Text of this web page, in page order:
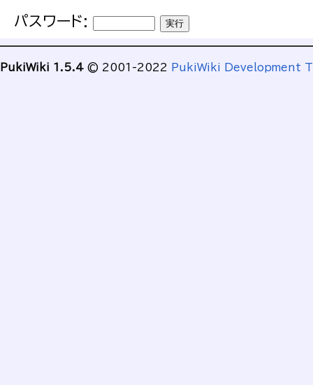
パスワード:
PukiWiki 1.5.4 © 2001-2022 PukiWiki Development